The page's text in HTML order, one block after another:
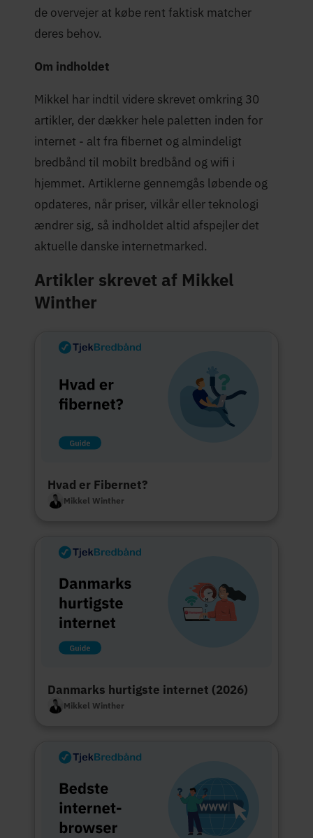
de overvejer at købe rent faktisk matcher
deres behov.
Om indholdet
Mikkel har indtil videre skrevet omkring 30
artikler, der dækker hele paletten inden for
internet - alt fra fibernet og almindeligt
bredbånd til mobilt bredbånd og wifi i
hjemmet. Artiklerne gennemgås løbende og
opdateres, når priser, vilkår eller teknologi
ændrer sig, så indholdet altid afspejler det
aktuelle danske internetmarked.
Artikler skrevet af Mikkel
Winther
Hvad er Fibernet?
Mikkel Winther
Danmarks hurtigste internet (2026)
Mikkel Winther